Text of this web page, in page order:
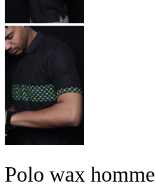
Polo wax homme